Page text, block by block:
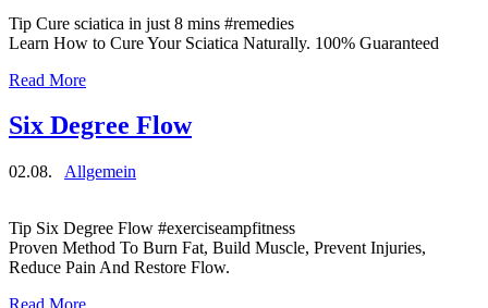
Tip Cure sciatica in just 8 mins #remedies
Learn How to Cure Your Sciatica Naturally. 100% Guaranteed
Read More
Six Degree Flow
02.08. Allgemein
Tip Six Degree Flow #exerciseampfitness
Proven Method To Burn Fat, Build Muscle, Prevent Injuries,
Reduce Pain And Restore Flow.